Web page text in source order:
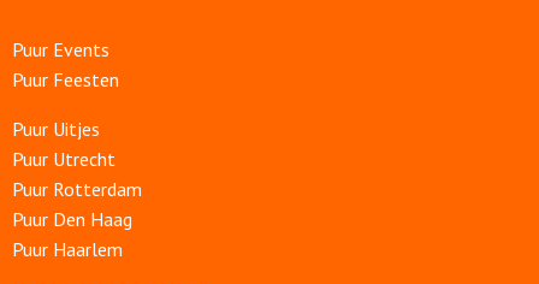
Puur Events
Puur Feesten
Puur Uitjes
Puur Utrecht
Puur Rotterdam
Puur Den Haag
Puur Haarlem